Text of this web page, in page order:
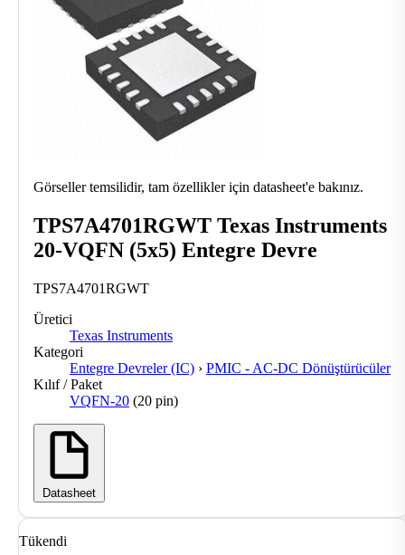
Görseller temsilidir, tam özellikler için datasheet'e bakınız.
TPS7A4701RGWT Texas Instruments
20-VQFN (5x5) Entegre Devre
TPS7A4701RGWT
Üretici
Texas Instruments
Kategori
Entegre Devreler (IC) › PMIC - AC-DC Dönüştürücüler
Kılıf / Paket
VQFN-20 (20 pin)
Datasheet
Tükendi